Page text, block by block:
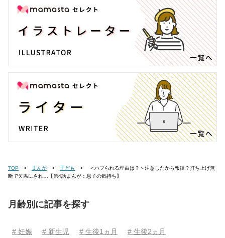
TOP まんが 子ども
断で欠席にされ…【第4話まんが：息子の気持ち】
月齢別に記事を探す
# 妊娠 # 新生児 # 生後1ヵ月
# 生後2ヵ月